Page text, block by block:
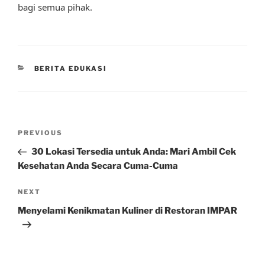
bagi semua pihak.
CATEGORIES
BERITA EDUKASI
Previous
Post
PREVIOUS
30 Lokasi Tersedia untuk Anda: Mari Ambil Cek
Kesehatan Anda Secara Cuma-Cuma
Next
Post
NEXT
Menyelami Kenikmatan Kuliner di Restoran IMPAR